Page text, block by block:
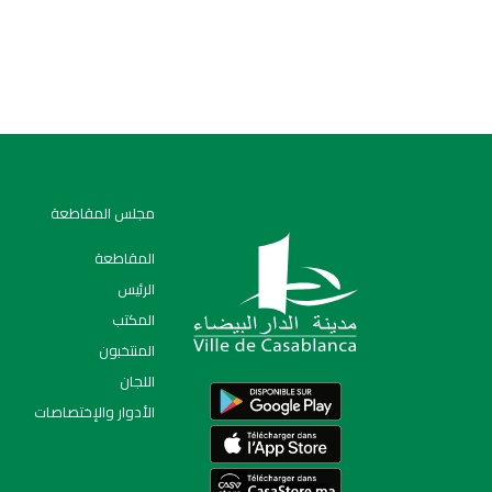
مجلس المقاطعة
المقاطعة
الرئيس
المكتب
المنتخبون
اللجان
الأدوار والإختصاصات